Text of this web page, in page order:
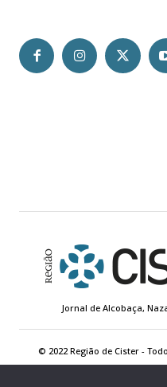
Jornal de Alcobaça,
© 2022 Região de Cister -